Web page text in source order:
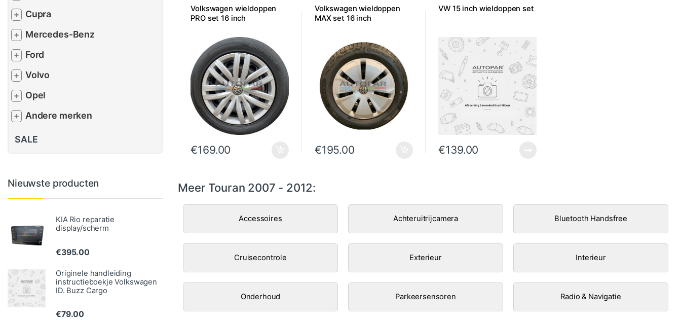
Volkswagen wieldoppen
PRO set 16 inch
€169.00
Volkswagen wieldoppen
MAX set 16 inch
€195.00
VW 15 inch wieldoppen set
€139.00
Meer Touran 2007 - 2012:
Accessoires Achteruitrijcamera Bluetooth Handsfree
Cruisecontrole Exterieur Interieur
Onderhoud Parkeersensoren Radio & Navigatie
+ Cupra
+ Mercedes-Benz
+ Ford
+ Volvo
+ Opel
+ Andere merken
SALE
Nieuwste producten
KIA Rio reparatie
display/scherm
€395.00
Originele handleiding
instructieboekje Volkswagen
ID. Buzz Cargo
€79.00